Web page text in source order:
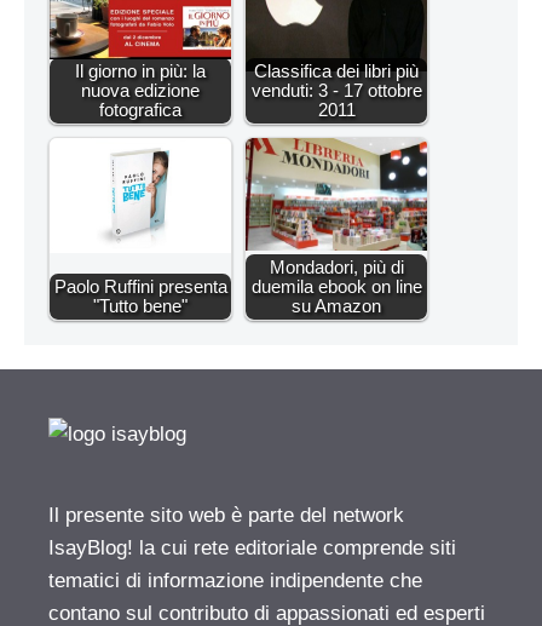
Il giorno in più: la
nuova edizione
fotografica
Classifica dei libri più
venduti: 3 - 17 ottobre
2011
Paolo Ruffini presenta
"Tutto bene"
Mondadori, più di
duemila ebook on line
su Amazon
Il presente sito web è parte del network
IsayBlog! la cui rete editoriale comprende siti
tematici di informazione indipendente che
contano sul contributo di appassionati ed esperti